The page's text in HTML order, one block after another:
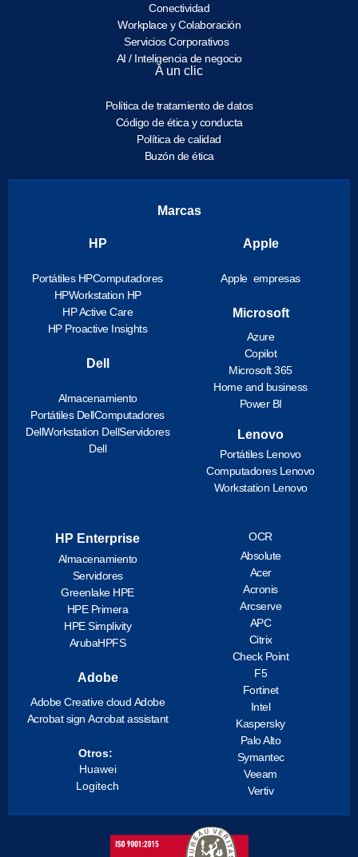
Conectividad
Workplace y Colaboración
Servicios Corporativos
AI / Inteligencia de negocio
A un clic
Política de tratamiento de datos
Código de ética y conducta
Política de calidad
Buzón de ética
Marcas
HP
Portátiles HPComputadores
HPWorkstation HP
HP Active Care
HP Proactive Insights
Dell
Almacenamiento
Portátiles DellComputadores
DellWorkstation DellServidores
Dell
Apple
Apple empresas
Microsoft
Azure
Copilot
Microsoft 365
Home and business
Power BI
Lenovo
Portátiles Lenovo
Computadores Lenovo
Workstation Lenovo
HP Enterprise
Almacenamiento
Servidores
Greenlake HPE
HPE Primera
HPE Simplivity
ArubaHPFS
Adobe
Adobe Creative cloud Adobe
Acrobat sign Acrobat assistant
Otros:
Huawei
Logitech
OCR
Absolute
Acer
Acronis
Arcserve
APC
Citrix
Check Point
F5
Fortinet
Intel
Kaspersky
Palo Alto
Symantec
Veeam
Vertiv